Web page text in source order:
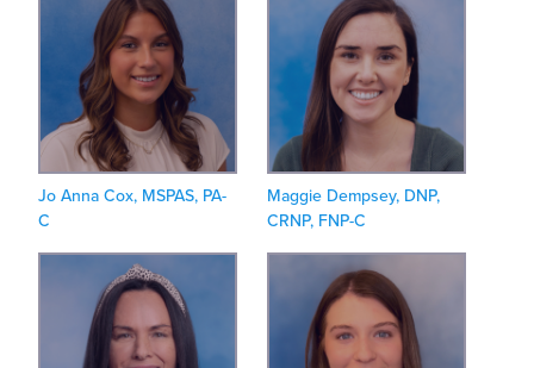
Jo Anna Cox, MSPAS, PA-
C
Maggie Dempsey, DNP,
CRNP, FNP-C